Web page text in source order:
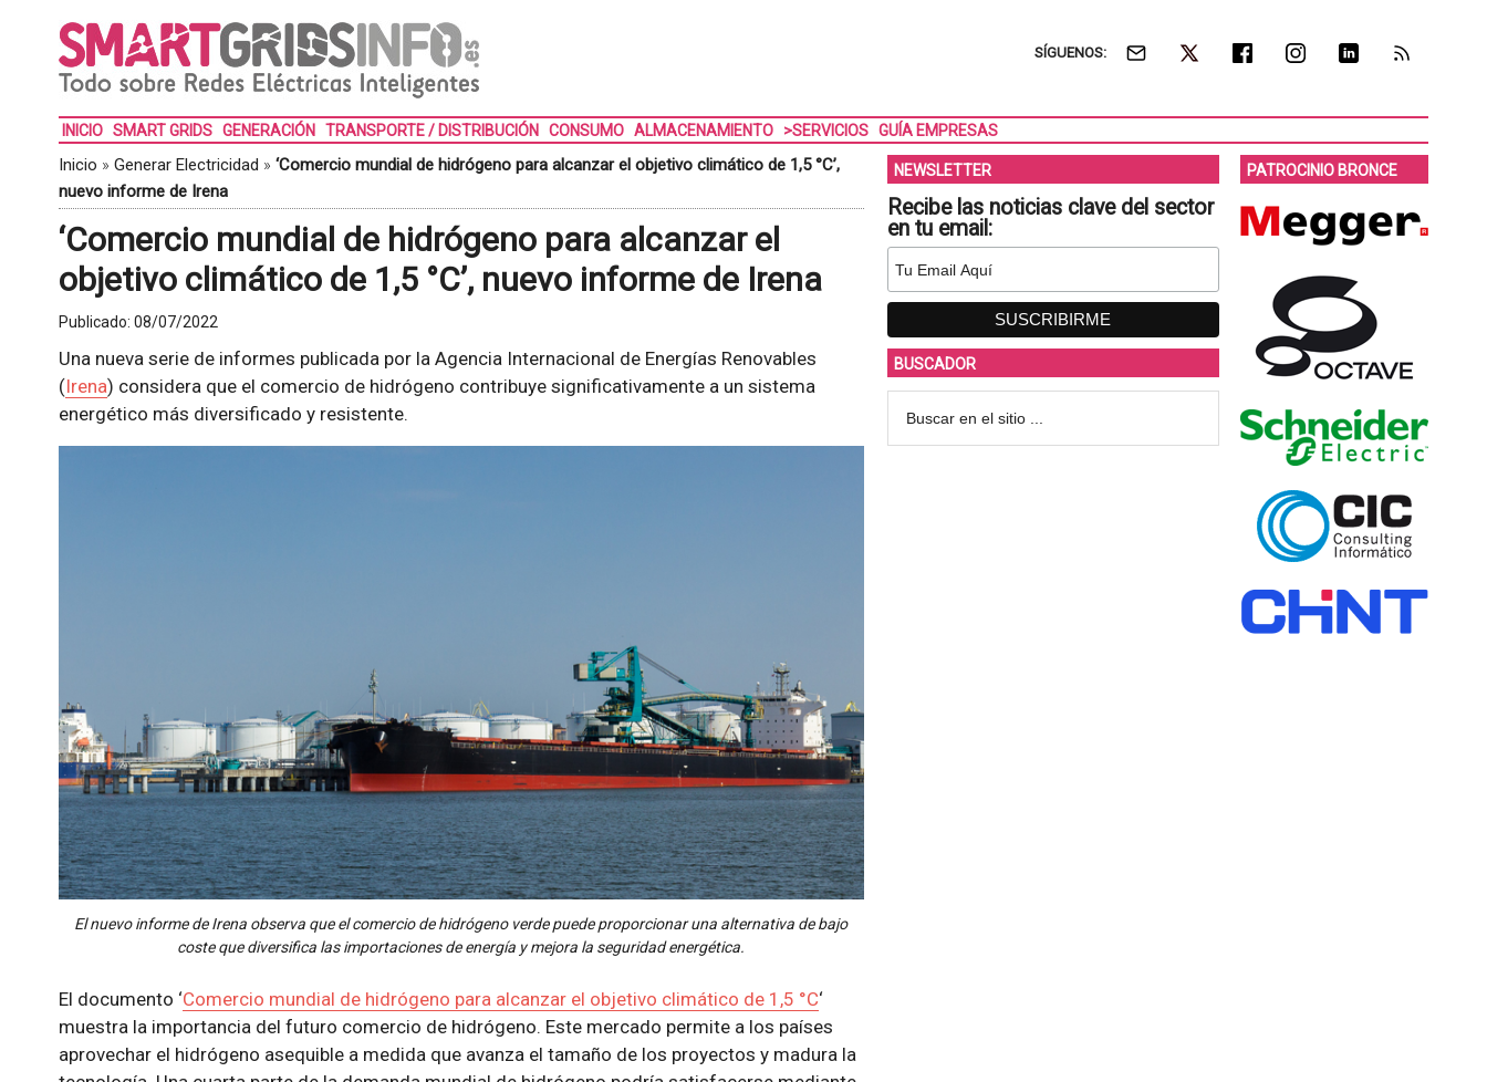
SÍGUENOS:
INICIO SMART GRIDS GENERACIÓN TRANSPORTE / DISTRIBUCIÓN CONSUMO ALMACENAMIENTO >SERVICIOS GUÍA EMPRESAS
Inicio » Generar Electricidad » ‘Comercio mundial de hidrógeno para alcanzar el objetivo climático de 1,5 °C’,
nuevo informe de Irena
‘Comercio mundial de hidrógeno para alcanzar el
objetivo climático de 1,5 °C’, nuevo informe de Irena
Publicado: 08/07/2022
Una nueva serie de informes publicada por la Agencia Internacional de Energías Renovables
(Irena) considera que el comercio de hidrógeno contribuye significativamente a un sistema
energético más diversificado y resistente.
El nuevo informe de Irena observa que el comercio de hidrógeno verde puede proporcionar una alternativa de bajo
coste que diversifica las importaciones de energía y mejora la seguridad energética.
El documento ‘Comercio mundial de hidrógeno para alcanzar el objetivo climático de 1,5 °C‘
muestra la importancia del futuro comercio de hidrógeno. Este mercado permite a los países
aprovechar el hidrógeno asequible a medida que avanza el tamaño de los proyectos y madura la
NEWSLETTER
Recibe las noticias clave del sector
en tu email:
BUSCADOR
PATROCINIO BRONCE